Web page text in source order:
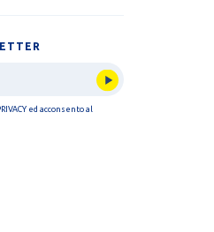
ed acconsento al